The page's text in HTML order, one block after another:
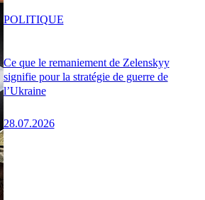
Ce que le remaniement de Zelenskyy
signifie pour la stratégie de guerre de
l’Ukraine
28.07.2026
POLITIQUE